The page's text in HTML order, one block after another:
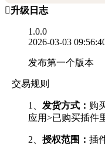
升级日志
1.0.0
2026-03-03
发布第一个版本
交易规则
1、 发货方式： 购
应用>已购买插件
2、 授权范围： 插